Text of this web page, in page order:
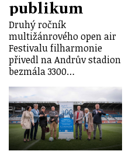
publikum
Druhý ročník
multižánrového open air
Festivalu filharmonie
přivedl na Andrův stadion
bezmála 3300…